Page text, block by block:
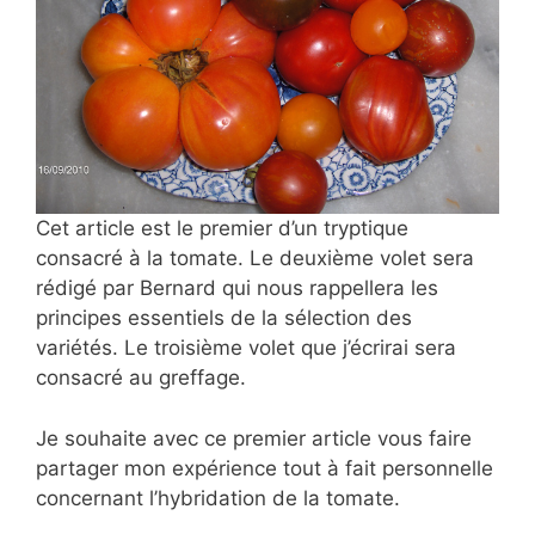
Cet article est le premier d’un tryptique
consacré à la tomate. Le deuxième volet sera
rédigé par Bernard qui nous rappellera les
principes essentiels de la sélection des
variétés. Le troisième volet que j’écrirai sera
consacré au greffage.
Je souhaite avec ce premier article vous faire
partager mon expérience tout à fait personnelle
concernant l’hybridation de la tomate.